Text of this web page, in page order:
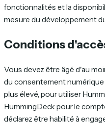
fonctionnalités et la
mesure du développement
Conditions
Vous devez être âgé d'au
du consentement
plus élevé, pour utiliser
HummingDeck pour le
déclarez être habilité à